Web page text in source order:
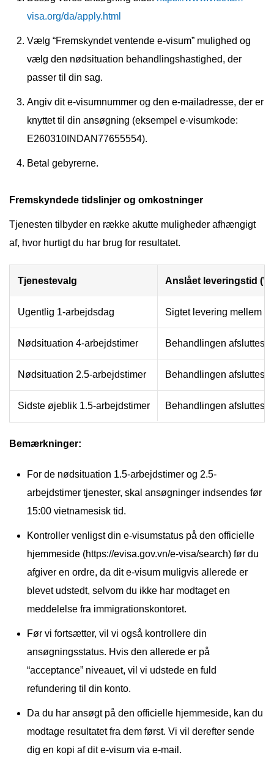
visa.org/da/apply.html
Vælg “Fremskyndet ventende e-visum” mulighed og
vælg den nødsituation behandlingshastighed, der
passer til din sag.
Angiv dit e-visumnummer og den e-mailadresse, der er
knyttet til din ansøgning (eksempel e-visumkode:
E260310INDAN77655554).
Betal gebyrerne.
Fremskyndede tidslinjer og omkostninger
Tjenesten tilbyder en række akutte muligheder afhængigt
af, hvor hurtigt du har brug for resultatet.
Tjenestevalg Anslået leveringstid
Ugentlig 1-arbejdsdag Sigtet levering mellem
Nødsituation 4-arbejdstimer Behandlingen afsluttes
Nødsituation 2.5-arbejdstimer Behandlingen afsluttes
Sidste øjeblik 1.5-arbejdstimer Behandlingen afsluttes
Bemærkninger:
For de nødsituation 1.5-arbejdstimer og 2.5-
arbejdstimer tjenester, skal ansøgninger indsendes før
15:00 vietnamesisk tid.
Kontroller venligst din e-visumstatus på den officielle
hjemmeside (https://evisa.gov.vn/e-visa/search) før du
afgiver en ordre, da dit e-visum muligvis allerede er
blevet udstedt, selvom du ikke har modtaget en
meddelelse fra immigrationskontoret.
Før vi fortsætter, vil vi også kontrollere din
ansøgningsstatus. Hvis den allerede er på
“acceptance” niveauet, vil vi udstede en fuld
refundering til din konto.
Da du har ansøgt på den officielle hjemmeside, kan du
modtage resultatet fra dem først. Vi vil derefter sende
dig en kopi af dit e-visum via e-mail.